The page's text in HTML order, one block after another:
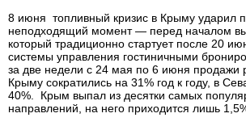
8 июня топливный кризис в Крыму ударил
неподходящий момент — перед началом
который традиционно стартует после 20
системы управления гостиничными
за две недели с 24 мая по 6 июня продажи
Крыму сократились на 31% год к году, в
40%. Крым выпал из десятки самых
направлений, на него приходится лишь